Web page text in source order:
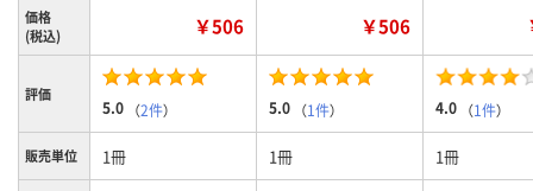
価格
(税込)
￥506 ￥506
評価
5.0 （2件） 5.0 （1件） 4.0 （1件）
販売単位 1冊 1冊 1冊